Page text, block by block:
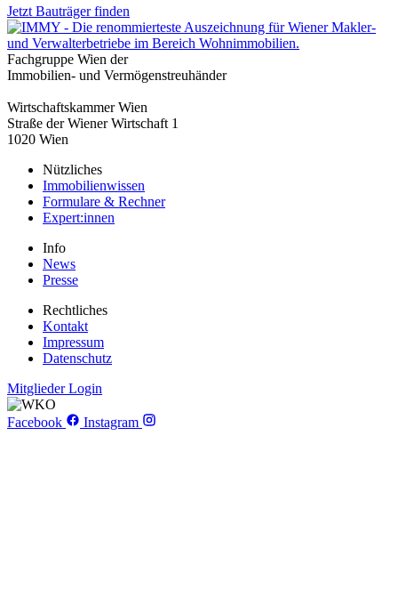
Jetzt Bauträger finden
Fachgruppe Wien der
Immobilien- und Vermögenstreuhänder
Wirtschaftskammer Wien
Straße der Wiener Wirtschaft 1
1020 Wien
Nützliches
Immobilienwissen
Formulare & Rechner
Expert:innen
Info
News
Presse
Rechtliches
Kontakt
Impressum
Datenschutz
Mitglieder Login
Facebook Instagram